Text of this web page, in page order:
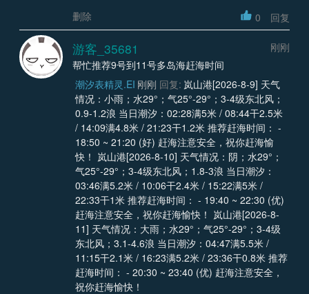
删除
0 回复
游客_35681
刚刚
帮忙推荐9号到11号多岛海赶海时间
潮汐表精灵.EI 刚刚 回复: 岚山港[2026-8-9] 天气
情况：小雨；水29°；气25°-29°；3-4级东北风；
0.9-1.2浪 当日潮汐：02:28满5米 / 08:44干2.5米
/ 14:09满4.8米 / 21:23干1.2米 推荐赶海时间： -
18:50 ~ 21:20 (好) 赶海注意安全，祝你赶海愉
快！ 岚山港[2026-8-10] 天气情况：阴；水29°；
气25°-29°；3-4级东北风；1.8-3浪 当日潮汐：
03:46满5.2米 / 10:06干2.4米 / 15:22满5米 /
22:33干1米 推荐赶海时间： - 19:40 ~ 22:30 (优)
赶海注意安全，祝你赶海愉快！ 岚山港[2026-8-
11] 天气情况：大雨；水29°；气25°-29°；3-4级
东北风；3.1-4.6浪 当日潮汐：04:47满5.5米 /
11:15干2.1米 / 16:23满5.2米 / 23:36干0.8米 推荐
赶海时间： - 20:30 ~ 23:40 (优) 赶海注意安全，
祝你赶海愉快！